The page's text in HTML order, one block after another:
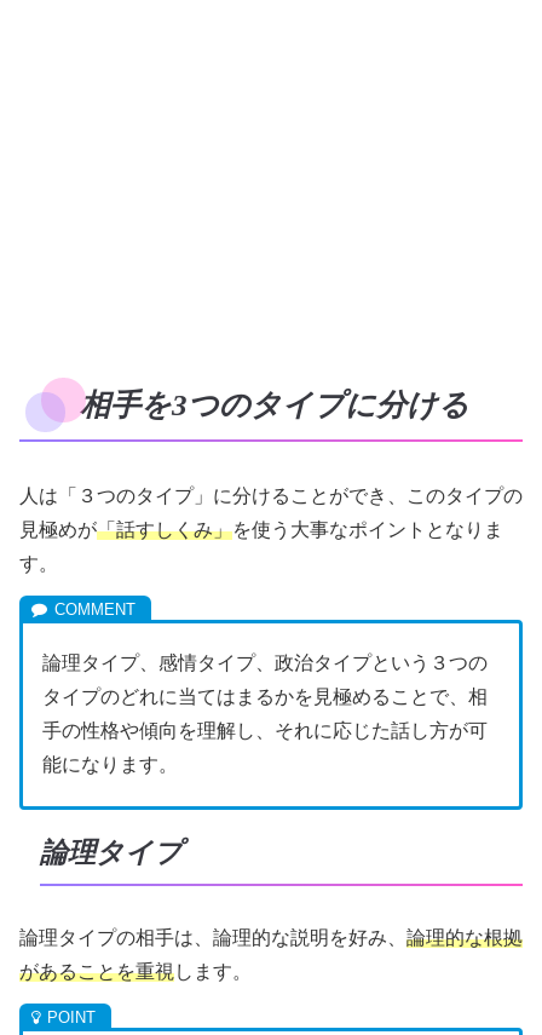
相手を3つのタイプに分ける
人は「３つのタイプ」に分けることができ、このタイプの
見極めが「話すしくみ」を使う大事なポイントとなりま
す。
論理タイプ、感情タイプ、政治タイプという３つの
タイプのどれに当てはまるかを見極めることで、相
手の性格や傾向を理解し、それに応じた話し方が可
能になります。
論理タイプ
論理タイプの相手は、論理的な説明を好み、 論理的な根拠
があることを重視します。